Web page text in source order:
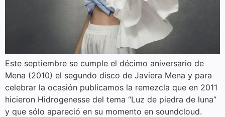
Este septiembre se cumple el décimo aniversario de
Mena (2010) el segundo disco de Javiera Mena y para
celebrar la ocasión publicamos la remezcla que en 2011
hicieron Hidrogenesse del tema “Luz de piedra de luna”
y que sólo apareció en su momento en soundcloud.